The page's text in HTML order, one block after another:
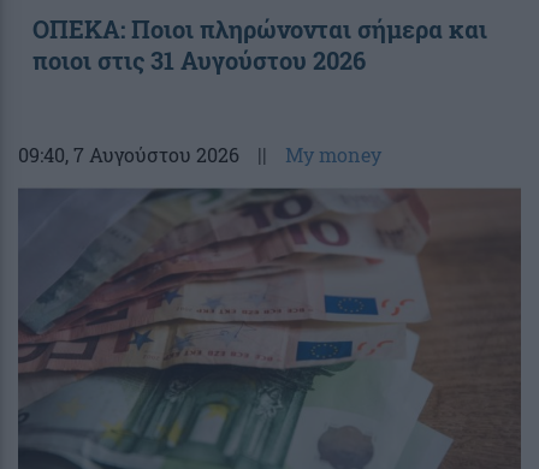
ΟΠΕΚΑ: Ποιοι πληρώνονται σήμερα και
ποιοι στις 31 Αυγούστου 2026
09:40, 7 Αυγούστου 2026 || My money